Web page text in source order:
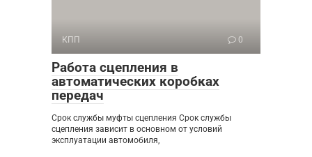
КПП 0
Работа сцепления в
автоматических коробках
передач
Срок службы муфты сцепления Срок службы
сцепления зависит в основном от условий
эксплуатации автомобиля,